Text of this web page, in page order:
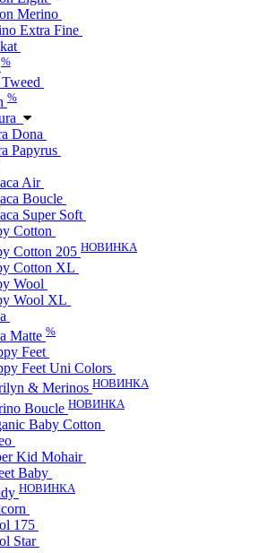
Merino
Extra Fine
%
%
Dona
Papyrus
Air
Boucle
Super Soft
Cotton
Cotton 205 НОВИНКА
Cotton XL
Wool
Wool XL
Matte %
Feet
Feet Uni Colors
& Merinos НОВИНКА
Boucle НОВИНКА
Baby Cotton
Kid Mohair
Baby
НОВИНКА
175
Star